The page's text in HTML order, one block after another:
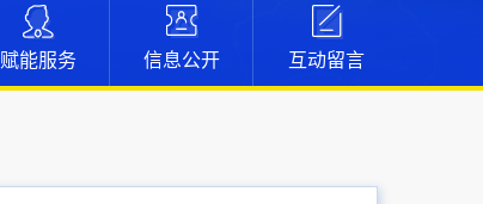
赋能服务 信息公开 互动留言